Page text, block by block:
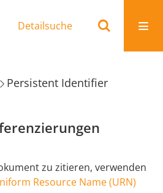
Detailsuche
Persistent Identifier
zu zitieren, verwenden
Resource Name (URN)